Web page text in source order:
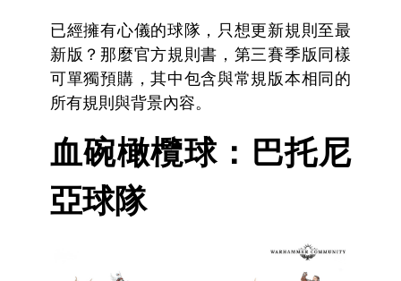
已經擁有心儀的球隊，只想更新規則至最
新版？那麼官方規則書，第三賽季版同樣
可單獨預購，其中包含與常規版本相同的
所有規則與背景內容。
血碗橄欖球：巴托尼
亞球隊